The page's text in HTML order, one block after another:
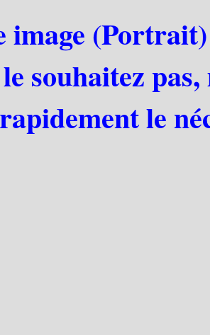
image
souhaitez
rapidement le